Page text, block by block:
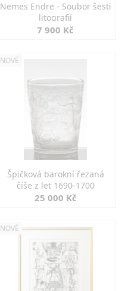
Nemes Endre - Soubor šesti
litografií
7 900 Kč
NOVÉ
Špičková barokní řezaná
číše z let 1690-1700
25 000 Kč
NOVÉ